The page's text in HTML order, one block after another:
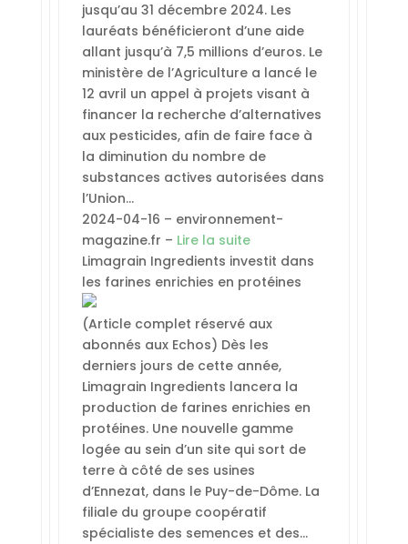
jusqu’au 31 décembre 2024. Les
lauréats bénéficieront d’une aide
allant jusqu’à 7,5 millions d’euros. Le
ministère de l’Agriculture a lancé le
12 avril un appel à projets visant à
financer la recherche d’alternatives
aux pesticides, afin de faire face à
la diminution du nombre de
substances actives autorisées dans
l’Union…
2024-04-16 – environnement-
magazine.fr – Lire la suite
Limagrain Ingredients investit dans
les farines enrichies en protéines
(Article complet réservé aux
abonnés aux Echos) Dès les
derniers jours de cette année,
Limagrain Ingredients lancera la
production de farines enrichies en
protéines. Une nouvelle gamme
logée au sein d’un site qui sort de
terre à côté de ses usines
d’Ennezat, dans le Puy-de-Dôme. La
filiale du groupe coopératif
spécialiste des semences et des…